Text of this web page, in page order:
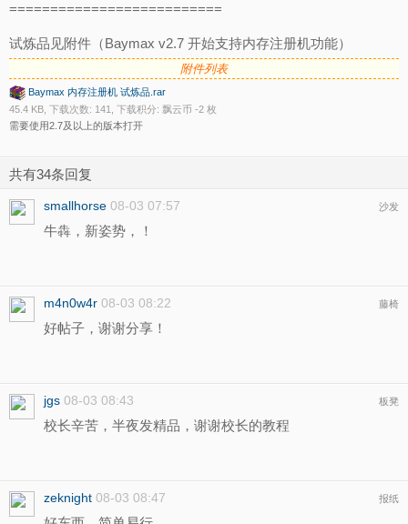
==========================
试炼品见附件（Baymax v2.7 开始支持内存注册机功能）
附件列表
Baymax 内存注册机 试炼品.rar
45.4 KB, 下载次数: 141, 下载积分: 飘云币 -2 枚
需要使用2.7及以上的版本打开
共有34条回复
smallhorse 08-03 07:57 沙发
牛犇，新姿势，！
m4n0w4r 08-03 08:22 藤椅
好帖子，谢谢分享！
jgs 08-03 08:43 板凳
校长辛苦，半夜发精品，谢谢校长的教程
zeknight 08-03 08:47 报纸